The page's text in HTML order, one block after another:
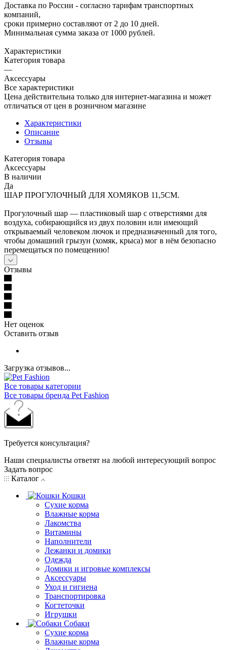
Доставка по России - согласно тарифам транспортных
компаний,
сроки примерно составляют от 2 до 10 дней.
Минимальная сумма заказа от 1000 рублей.
Характеристики
Категория товара
—
Аксессуары
Все характеристики
Цена действительна только для интернет-магазина и может
отличаться от цен в розничном магазине
Характеристики
Описание
Отзывы
Категория товара
Аксессуары
В наличии
Да
ШАР ПРОГУЛОЧНЫЙ ДЛЯ ХОМЯКОВ 11,5СМ.
Прогулочный шар — пластиковый шар с отверстиями для
воздуха, собирающийся из двух половин или имеющий
открываемый человеком лючок и предназначенный для того,
чтобы домашний грызун (хомяк, крыса) мог в нём безопасно
перемещаться по помещению!
Отзывы
Нет оценок
Оставить отзыв
Загрузка отзывов...
Все товары категории
Все товары бренда Pet Fashion
Требуется консультация?
Наши специалисты ответят на любой интересующий вопрос
Задать вопрос
Каталог
Кошки
Сухие корма
Влажные корма
Лакомства
Витамины
Наполнители
Лежанки и домики
Одежда
Домики и игровые комплексы
Аксессуары
Уход и гигиена
Транспортировка
Когтеточки
Игрушки
Собаки
Сухие корма
Влажные корма